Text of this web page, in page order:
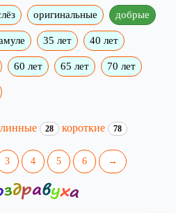
оригинальные добрые
35 лет 40 лет
60 лет 65 лет 70 лет
28 короткие 78
3 4 5 6 →